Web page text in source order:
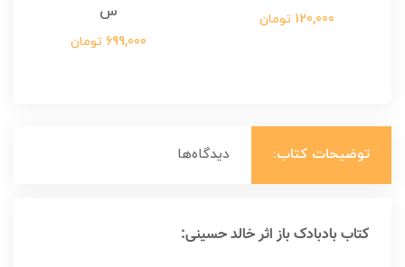
120,000 تومان
س
699,000 تومان
توضیحات کتاب: دیدگاه‌ها
کتاب بادبادک باز اثر خالد حسینی: